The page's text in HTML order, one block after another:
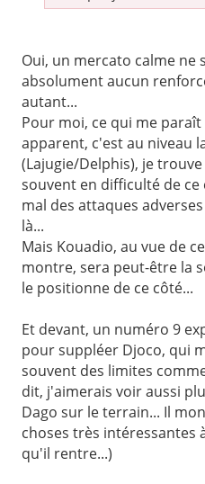
Oui, un mercato calme ne
absolument aucun
autant...
Pour moi, ce qui me paraît
apparent, c'est au niveau
(Lajugie/Delphis), je
souvent en difficulté de ce
mal des attaques
là...
Mais Kouadio, au vue de
montre, sera peut-être la
le positionne de ce côté...
Et devant, un numéro 9
pour suppléer Djoco, qui
souvent des limites
dit, j'aimerais voir aussi
Dago sur le terrain... Il
choses très intéressantes
qu'il rentre...)